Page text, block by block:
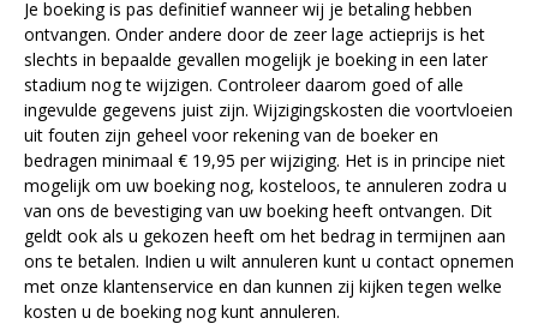
Je boeking is pas definitief wanneer wij je betaling hebben
ontvangen. Onder andere door de zeer lage actieprijs is het
slechts in bepaalde gevallen mogelijk je boeking in een later
stadium nog te wijzigen. Controleer daarom goed of alle
ingevulde gegevens juist zijn. Wijzigingskosten die voortvloeien
uit fouten zijn geheel voor rekening van de boeker en
bedragen minimaal € 19,95 per wijziging. Het is in principe niet
mogelijk om uw boeking nog, kosteloos, te annuleren zodra u
van ons de bevestiging van uw boeking heeft ontvangen. Dit
geldt ook als u gekozen heeft om het bedrag in termijnen aan
ons te betalen. Indien u wilt annuleren kunt u contact opnemen
met onze klantenservice en dan kunnen zij kijken tegen welke
kosten u de boeking nog kunt annuleren.